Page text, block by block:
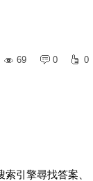
69
0 0
引擎尋找答案、